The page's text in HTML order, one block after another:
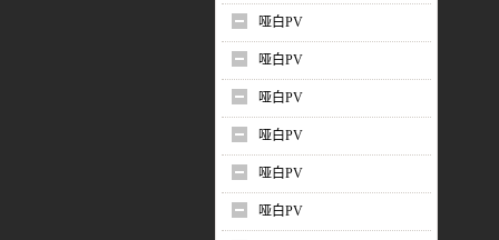
哑白PV
哑白PV
哑白PV
哑白PV
哑白PV
哑白PV